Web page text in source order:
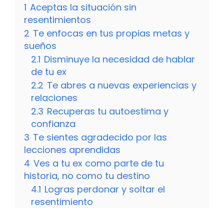
1 Aceptas la situación sin
resentimientos
2 Te enfocas en tus propias metas y
sueños
2.1 Disminuye la necesidad de hablar
de tu ex
2.2 Te abres a nuevas experiencias y
relaciones
2.3 Recuperas tu autoestima y
confianza
3 Te sientes agradecido por las
lecciones aprendidas
4 Ves a tu ex como parte de tu
historia, no como tu destino
4.1 Logras perdonar y soltar el
resentimiento